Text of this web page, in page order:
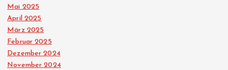
Mai 2025
April 2025
März 2025
Februar 2025
Dezember 2024
November 2024